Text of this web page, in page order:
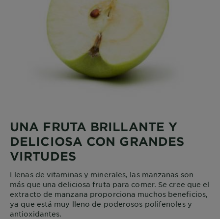
UNA FRUTA BRILLANTE Y
DELICIOSA CON GRANDES
VIRTUDES
Llenas de vitaminas y minerales, las manzanas son
más que una deliciosa fruta para comer. Se cree que el
extracto de manzana proporciona muchos beneficios,
ya que está muy lleno de poderosos polifenoles y
antioxidantes.